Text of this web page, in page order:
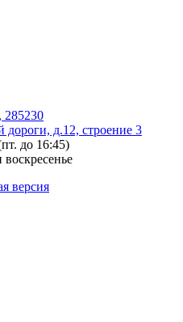
285230
д.12, строение 3
до 16:45)
версия